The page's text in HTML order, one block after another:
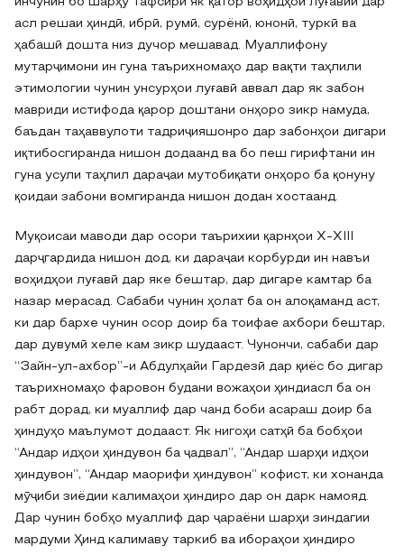
асл решаи ҳиндӣ, ибрӣ, румӣ, сурёнӣ, юнонӣ, туркӣ ва
ҳабашӣ дошта низ дучор мешавад. Муаллифону
мутарҷимони ин гуна таърихномаҳо дар вақти таҳлили
этимологии чунин унсурҳои луғавӣ аввал дар як забон
мавриди истифода қарор доштани онҳоро зикр намуда,
баъдан таҳаввулоти тадриҷияшонро дар забонҳои дигари
иқтибосгиранда нишон додаанд ва бо пеш гирифтани ин
гуна усули таҳлил дараҷаи мутобиқати онҳоро ба қонуну
қоидаи забони вомгиранда нишон додан хостаанд.
Муқоисаи маводи дар осори таърихии қарнҳои X-XIII
дарҷгардида нишон дод, ки дараҷаи корбурди ин навъи
воҳидҳои луғавӣ дар яке бештар, дар дигаре камтар ба
назар мерасад. Сабаби чунин ҳолат ба он алоқаманд аст,
ки дар бархе чунин осор доир ба тоифае ахбори бештар,
дар дувумӣ хеле кам зикр шудааст. Чунончи, сабаби дар
“Зайн-ул-ахбор”-и Абдулҳайи Гардезӣ дар қиёс бо дигар
таърихномаҳо фаровон будани вожаҳои ҳиндиасл ба он
рабт дорад, ки муаллиф дар чанд боби асараш доир ба
ҳиндуҳо маълумот додааст. Як нигоҳи сатҳӣ ба бобҳои
“Андар идҳои ҳиндувон ба ҷадвал”, “Андар шарҳи идҳои
ҳиндувон”, “Андар маорифи ҳиндувон” кофист, ки хонанда
мӯҷиби зиёдии калимаҳои ҳиндиро дар он дарк намояд.
Дар чунин бобҳо муаллиф дар ҷараёни шарҳи зиндагии
мардуми Ҳинд калимаву таркиб ва ибораҳои ҳиндиро